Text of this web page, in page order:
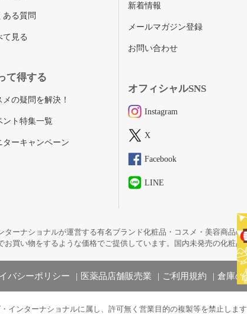
ある質問
て見る
て得する
メの疑問を解決！
ント特集一覧
ターキャンペーン
新着情報
メールマガジン登録
お問い合わせ
オフィシャルSNS
Instagram
X
Facebook
LINE
ーナショナルが運営する有名ブランド化粧品・コスメ・美容商品の
買い物をするような価格でご提供しています。国内未発売の化粧品
バシーポリシー 医薬品店舗販売業 ご利用規約 倉庫の
インターナショナルに属し、許可無く営業目的の複製等を禁止します